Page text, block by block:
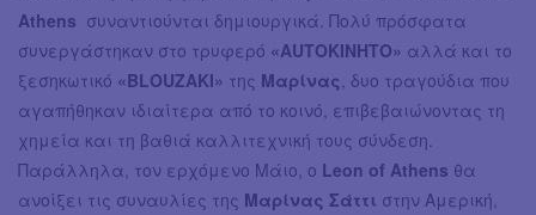
Athens συναντιούνται δημιουργικά. Πολύ πρόσφατα
συνεργάστηκαν στο τρυφερό «AUTOKINHTO» αλλά και το
ξεσηκωτικό «BLOUZAKI» της Μαρίνας , δυο τραγούδια που
αγαπήθηκαν ιδιαίτερα από το κοινό, επιβεβαιώνοντας τη
χημεία και τη βαθιά καλλιτεχνική τους σύνδεση.
Παράλληλα, τον ερχόμενο Μάιο, ο Leon of Athens θα
ανοίξει τις συναυλίες της Μαρίνας Σάττι στην Αμερική,